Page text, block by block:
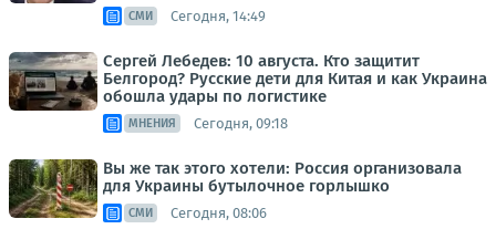
СМИ Сегодня, 14:49
Сергей Лебедев: 10 августа. Кто защитит
Белгород? Русские дети для Китая и как Украина
обошла удары по логистике
МНЕНИЯ Сегодня, 09:18
Вы же так этого хотели: Россия организовала
для Украины бутылочное горлышко
СМИ Сегодня, 08:06